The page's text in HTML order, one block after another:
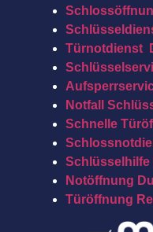
Türnotdienst
Notfall
Schnelle
Schlüsselhilfe
Notöffnung
Türöffnung